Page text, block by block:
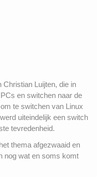
Christian Luijten, die in
en switchen naar de
te switchen van Linux
uiteindelijk een switch
tevredenheid.
thema afgezwaaid en
nog wat en soms komt